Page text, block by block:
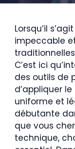
Lorsqu’il
impeccable
C’est ici
des outils de
d’appliquer
uniforme et
débutante
que vous
technique,